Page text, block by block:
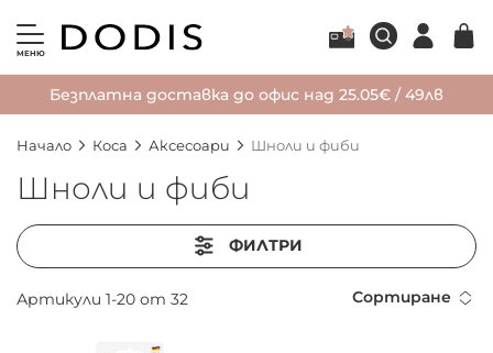
МЕНЮ
Безплатна доставка до офис над 25.05€ / 49лв
Начало Коса Аксесоари Шноли и фиби
Шноли и фиби
ФИЛТРИ
Артикули 1-20 от 32 Сортиране